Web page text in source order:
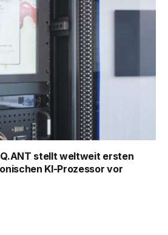
stellt weltweit ersten
KI-Prozessor vor